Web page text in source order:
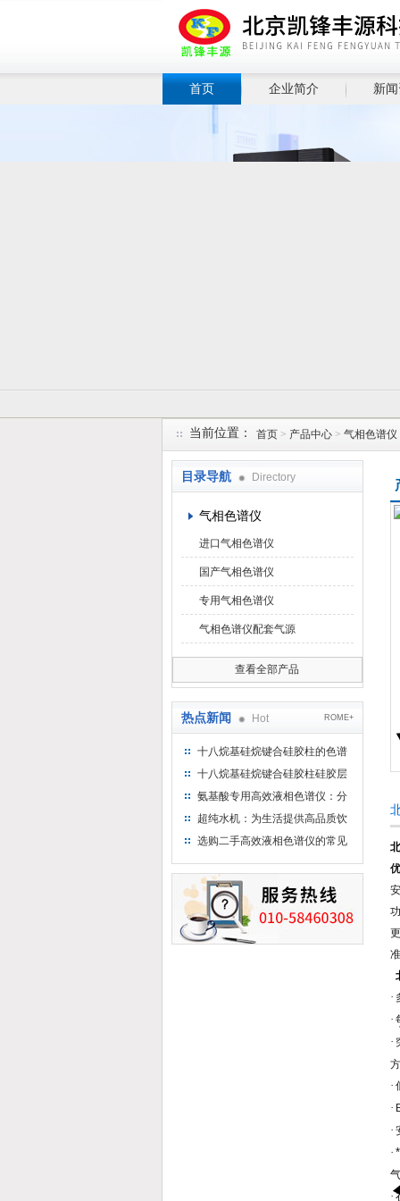
首页 企业简介 新
当前位置： 首页 > 产品中心 > 气相色谱仪
目录导航 Directory
气相色谱仪
进口气相色谱仪
国产气相色谱仪
专用气相色谱仪
气相色谱仪配套气源
查看全部产品
热点新闻 Hot ROME+
十八烷基硅烷键合硅胶柱的色谱
方法浅述
十八烷基硅烷键合硅胶柱硅胶层
析时如何装柱
氨基酸专用高效液相色谱仪：分
析氨基酸的仪器
超纯水机：为生活提供高品质饮
用水
选购二手高效液相色谱仪的常见
·
·
·
·
·
·
·
·